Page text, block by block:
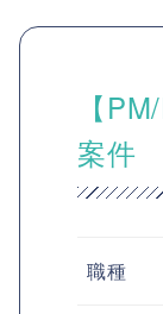
【
案件
職種